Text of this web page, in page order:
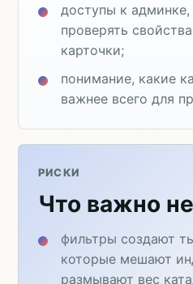
доступы к
проверять
карточки;
понимание, какие
важнее всего для
РИСКИ
Что важно
фильтры создают
которые мешают
размывают вес